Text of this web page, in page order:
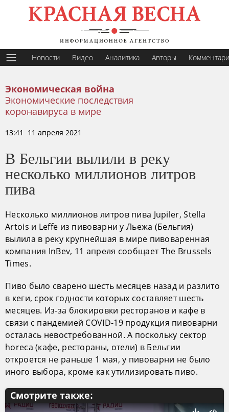
Новости Видео Аналитика Авторы
Экономическая война
Экономические последствия
коронавируса в мире
13:41 11 апреля 2021
В Бельгии вылили в реку
несколько миллионов литров
пива
Несколько миллионов литров пива Jupiler, Stella
Artois и Leffe из пивоварни у Льежа (Бельгия)
вылила в реку крупнейшая в мире пивоваренная
компания InBev, 11 апреля сообщает The Brussels
Times.
Пиво было сварено шесть месяцев назад и разлито
в кеги, срок годности которых составляет шесть
месяцев. Из-за блокировки ресторанов и кафе в
связи с пандемией COVID-19 продукция пивоварни
осталась невостребованной. А поскольку сектор
horeca (кафе, рестораны, отели) в Бельгии
откроется не раньше 1 мая, у пивоварни не было
иного выбора, кроме как утилизировать пиво.
Смотрите также: